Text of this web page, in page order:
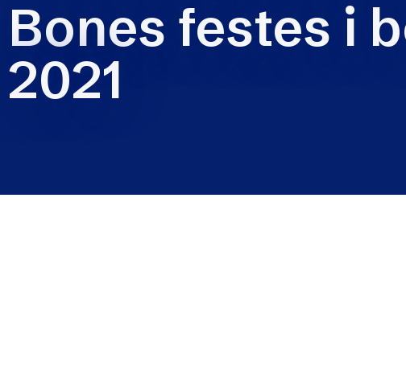
Bones festes i
2021